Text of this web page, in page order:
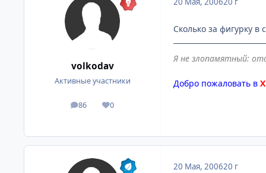
volkodav
Активные участники
86
посты 0
Репутация
Сколько за фигурку
Я не злопамятный:
Добро пожаловать в
20 Мая, 200620 г